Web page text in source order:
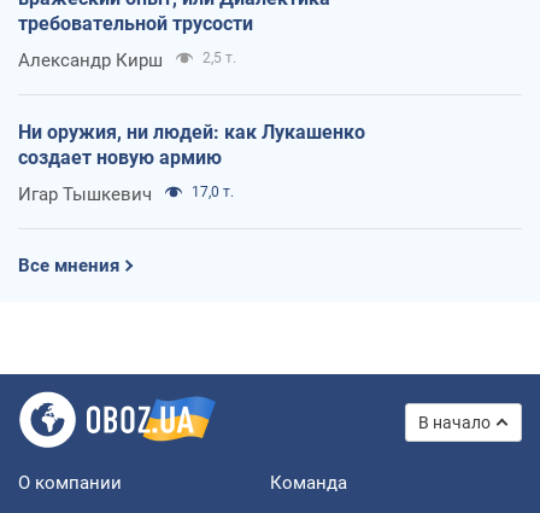
требовательной трусости
Александр Кирш 2,5 т.
Ни оружия, ни людей: как Лукашенко
создает новую армию
Игар Тышкевич 17,0 т.
Все мнения
В начало
О компании Команда